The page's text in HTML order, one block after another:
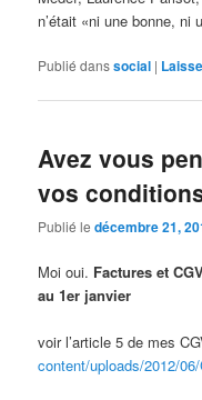
n’était «ni une bonne, ni
Publié danssocial |
Avez vous
vos
Publié ledécembre 21,
Moi oui. Factures et
au 1er janvier
voir l’article 5 de mes
content/uploads/2012/